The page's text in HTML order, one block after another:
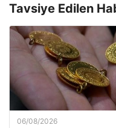
Tavsiye Edilen
06/08/2026